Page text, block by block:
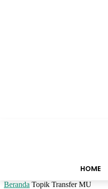
HOME
Beranda Topik Transfer MU